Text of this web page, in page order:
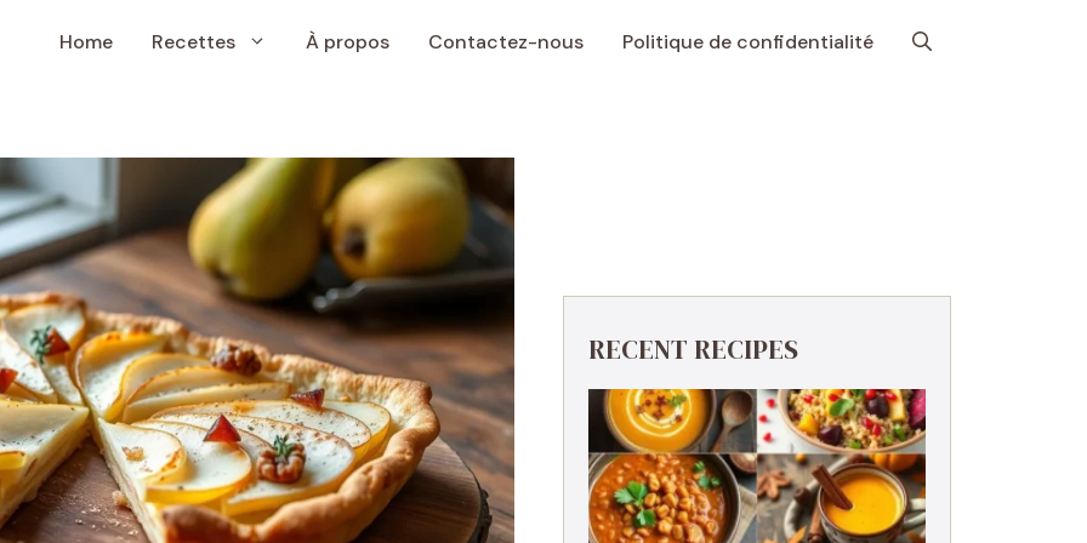
Home Recettes À propos Contactez-nous Politique de confidentialité
RECENT RECIPES